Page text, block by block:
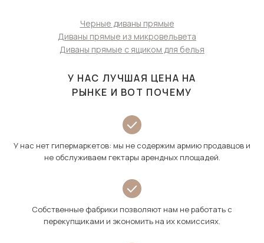
Черные диваны прямые
Диваны прямые из микровельвета
Диваны прямые с ящиком для белья
У НАС ЛУЧШАЯ ЦЕНА НА
РЫНКЕ И ВОТ ПОЧЕМУ
У нас нет гипермаркетов: мы не содержим армию продавцов и
не обслуживаем гектары арендных площадей.
Собственные фабрики позволяют нам не работать с
перекупщиками и экономить на их комиссиях.